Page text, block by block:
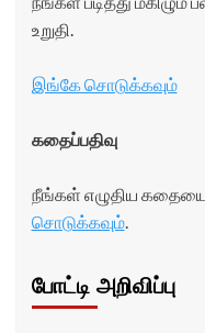
உறுதி.
இங்கே சொடுக்கவும்
கதைப்பதிவு
நீங்கள் எழுதிய கதையை
சொடுக்கவும்.
போட்டி அறிவிப்பு